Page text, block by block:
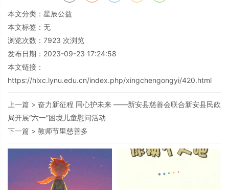
本文分类： 星辰公益
本文标签：无
浏览次数： 7923 次浏览
发布日期：2023-09-23 17:24:58
本文链接：
https://hlxc.lynu.edu.cn/index.php/xingchengongyi/420.html
上一篇 > 奋力新征程 同心护未来 ——新安县慈善会联合新安县民政
局开展“六一”困境儿童慰问活动
下一篇 > 教师节里慈善多